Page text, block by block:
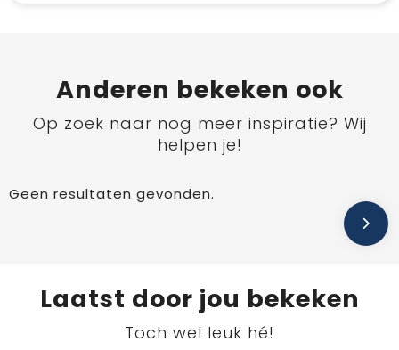
Anderen bekeken ook
Op zoek naar nog meer inspiratie? Wij
helpen je!
Geen resultaten gevonden.
Laatst door jou bekeken
Toch wel leuk hé!